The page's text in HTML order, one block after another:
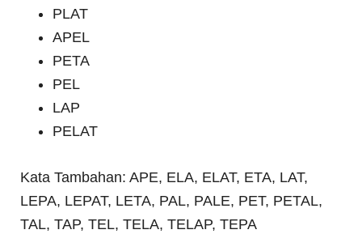
PLAT
APEL
PETA
PEL
LAP
PELAT
Kata Tambahan: APE, ELA, ELAT, ETA, LAT,
LEPA, LEPAT, LETA, PAL, PALE, PET, PETAL,
TAL, TAP, TEL, TELA, TELAP, TEPA